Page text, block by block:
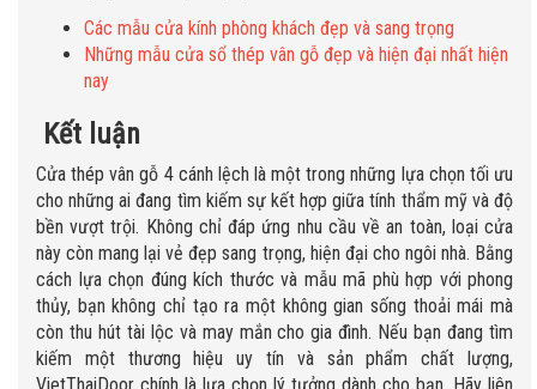
Các mẫu cửa kính phòng khách đẹp và sang trọng
Những mẫu cửa sổ thép vân gỗ đẹp và hiện đại nhất hiện
nay
Kết luận
Cửa thép vân gỗ 4 cánh lệch là một trong những lựa chọn tối ưu
cho những ai đang tìm kiếm sự kết hợp giữa tính thẩm mỹ và độ
bền vượt trội. Không chỉ đáp ứng nhu cầu về an toàn, loại cửa
này còn mang lại vẻ đẹp sang trọng, hiện đại cho ngôi nhà. Bằng
cách lựa chọn đúng kích thước và mẫu mã phù hợp với phong
thủy, bạn không chỉ tạo ra một không gian sống thoải mái mà
còn thu hút tài lộc và may mắn cho gia đình. Nếu bạn đang tìm
kiếm một thương hiệu uy tín và sản phẩm chất lượng,
VietThaiDoor chính là lựa chọn lý tưởng dành cho bạn. Hãy liên